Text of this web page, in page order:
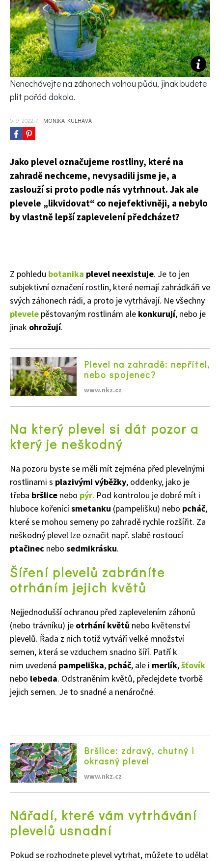
KVÍZY A TESTY
Nenechávejte na záhonech volnou půdu, jinak budete
plít pořád dokola.
5. 9. 2022 / MONIKA KULHAVÁ
Jako plevel označujeme rostliny, které na
zahradě nechceme, nevysadili jsme je, a
zaslouží si proto podle nás vytrhnout. Jak ale
plevele „likvidovat“ co nejefektivněji, a nebylo
by vlastně lepší zaplevelení předcházet?
Z pohledu botanika plevel neexistuje. Je to jen
subjektivní označení rostlin, které nemají zahrádkáři ve
svých záhonech rádi, a proto je vytrhávají. Ne všechny
plevele pěstovaným rostlinám ale konkurují, nebo je
jinak ohrožují.
Plevel na zahradě: nepřítel,
nebo spojenec?
www.nkz.cz
Na který plevel si dát pozor a
který je neškodný
Na pozoru byste se měli mít zejména před plevelnými
rostlinami s plazivými výběžky, oddenky, jako je
třeba bršlice nebo pýr. Pod kontrolou je dobré mít i
hluboce kořenícísmetanku (pampelišku) nebo pcháč,
které se mohou semeny po zahradě rychle rozšířit. Za
neškodný plevel lze označit např. slabě rostoucí
ptačinec nebo sedmikrásku.
Šíření plevelů zabráníte
otrháním jejich květů
Nejjednodušší ochranou před zaplevelením záhonů
(nebo trávníku) je otrhání květů nebo květenství
plevelů. Řada z nich totiž vytváří velké množství
semen, která se vzduchem snadno šíří. Patří k
nim uvedená pampeliška, pcháč, ale i merlík,šťovík
nebo lebeda. Odstraněním květů, předejdete tvorbě
jejich semen. Je to snadné a nenáročné.
Bršlice: zdravý, chutný i
okrasný plevel
www.nkz.cz
Nářadí, které vám vytrhávání
plevelů usnadní
Pokud se rozhodnete plevel vytrhat, můžete to udělat